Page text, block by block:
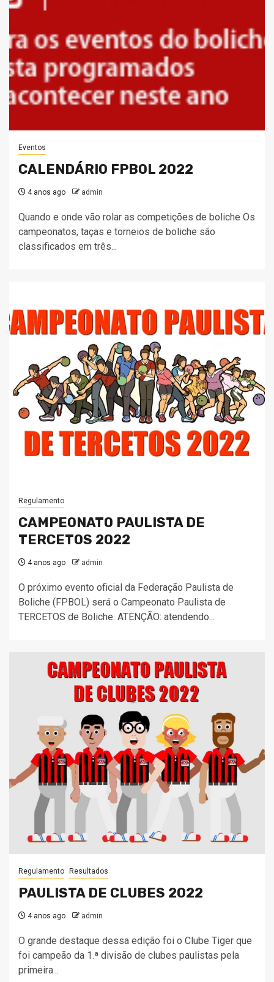
Eventos
CALENDÁRIO FPBOL 2022
4 anos ago admin
Quando e onde vão rolar as competições de boliche Os
campeonatos, taças e torneios de boliche são
classificados em três...
Regulamento
CAMPEONATO PAULISTA DE
TERCETOS 2022
4 anos ago admin
O próximo evento oficial da Federação Paulista de
Boliche (FPBOL) será o Campeonato Paulista de
TERCETOS de Boliche. ATENÇÃO: atendendo...
Regulamento Resultados
PAULISTA DE CLUBES 2022
4 anos ago admin
O grande destaque dessa edição foi o Clube Tiger que
foi campeão da 1.ª divisão de clubes paulistas pela
primeira...